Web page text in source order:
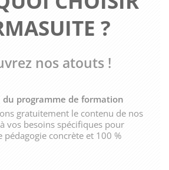
?
nos atouts !
programme de formation
gratuitement le contenu de nos
vos besoins spécifiques pour
pédagogie concrète et 100 %